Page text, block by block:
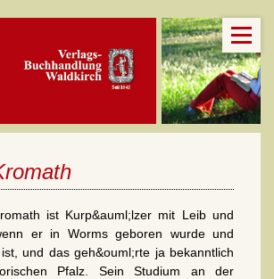
ist Kurp&auml;lzer mit Leib und
er in Worms geboren wurde und
und das geh&ouml;rte ja bekanntlich
Pfalz. Sein Studium an der